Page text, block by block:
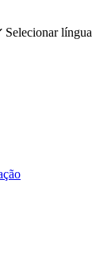
Selecionar língua